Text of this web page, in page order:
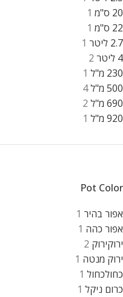
20 ס"מ
1
22 ס"מ
1
2.7 ליטר
1
4 ליטר
2
230 מ"ל
1
500 מ"ל
4
690 מ"ל
2
920 מ"ל
1
Pot Color
אפור בהיר 1
אפור כהה 1
ירוקירוק 2
ירוק מנטה 1
כחולכחול 1
כרום ניקל 1